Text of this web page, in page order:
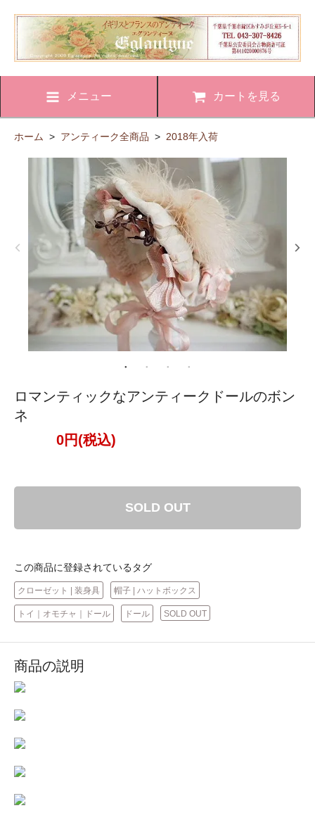
メニュー カートを見る
ホーム > アンティーク全商品 > 2018年入荷
ロマンティックなアンティークドールのボン
ネ
0円(税込)
SOLD OUT
この商品に登録されているタグ
クローゼット | 装身具 帽子 | ハットボックス
トイ｜オモチャ｜ドール ドール SOLD OUT
商品の説明